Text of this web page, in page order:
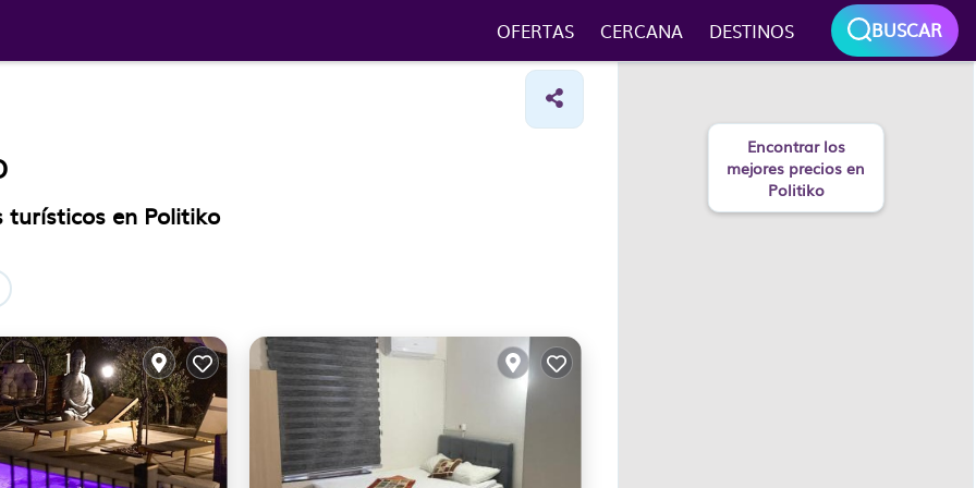
OFERTAS CERCANA DESTINOS BUSCAR
turísticos en Politiko
Encontrar los
mejores precios en
Politiko